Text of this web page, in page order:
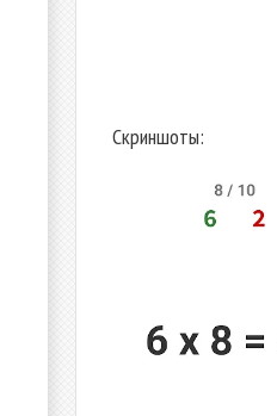
Скриншоты: